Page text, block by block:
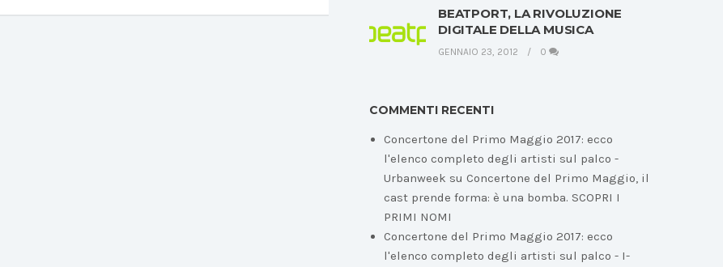
BEATPORT, LA RIVOLUZIONE
DIGITALE DELLA MUSICA
GENNAIO 23, 2012 0
COMMENTI RECENTI
Concertone del Primo Maggio 2017: ecco
l'elenco completo degli artisti sul palco -
Urbanweek su Concertone del Primo Maggio, il
cast prende forma: è una bomba. SCOPRI I
PRIMI NOMI
Concertone del Primo Maggio 2017: ecco
l'elenco completo degli artisti sul palco - I-